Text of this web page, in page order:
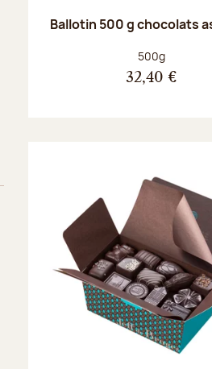
Ballotin 500 g chocolats
Poids net :
500g
32,40 €